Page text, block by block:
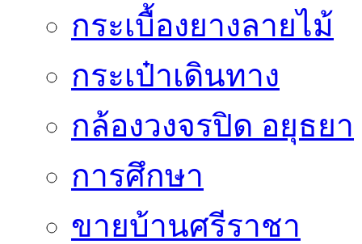
กระเบื้องยางลายไม้
กระเป๋าเดินทาง
กล้องวงจรปิด อยุธยา
การศึกษา
ขายบ้านศรีราชา